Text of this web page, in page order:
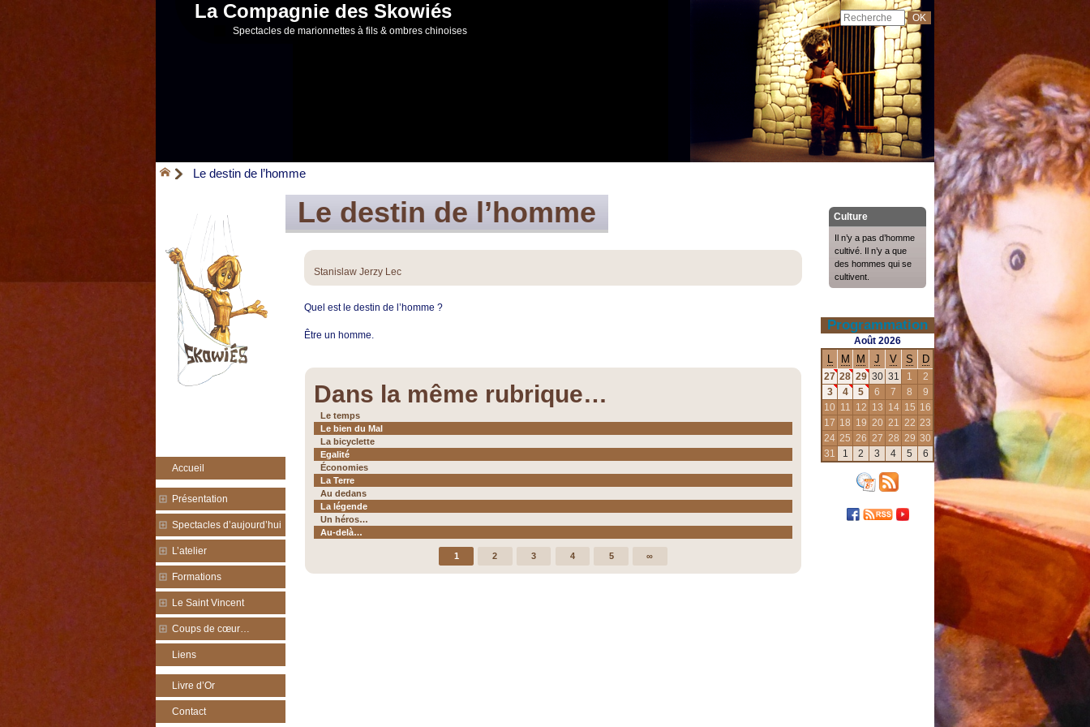
La Compagnie des Skowiés
Spectacles de marionnettes à fils & ombres chinoises
Le destin de l’homme
Le destin de l’homme
Stanislaw Jerzy Lec
Quel est le destin de l’homme ?
Être un homme.
Dans la même rubrique…
Le temps
Le bien du Mal
La bicyclette
Egalité
Économies
La Terre
Au dedans
La légende
Un héros…
Au-delà…
1 2 3 4 5 ∞
Accueil
Présentation
Spectacles d’aujourd’hui
L’atelier
Formations
Le Saint Vincent
Coups de cœur…
Liens
Livre d’Or
Contact
Culture
Il n’y a pas d’homme
cultivé. Il n’y a que
des hommes qui se
cultivent.
Programmation
Août 2026
L M M J V S D
27 28 29 30 31 1
2
3
4 5 6 7 8
9
10 11 12 13 14 15 16
17 18 19 20 21 22 23
24 25 26 27 28 29 30
31
1 2 3 4 5 6